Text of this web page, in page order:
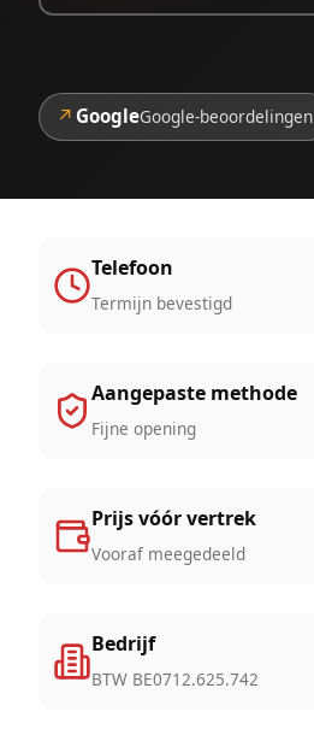
↗ GoogleGoogle-beoordelingen
Telefoon
Termijn bevestigd
Aangepaste methode
Fijne opening
Prijs vóór vertrek
Vooraf meegedeeld
Bedrijf
BTW BE0712.625.742